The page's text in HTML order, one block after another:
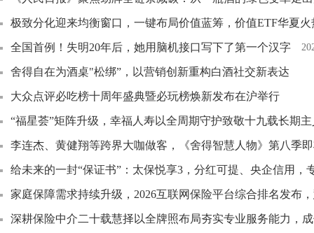
极致分化迎来均衡窗口，一键布局价值蓝筹，价值ETF华夏火
全国首例！失明20年后，她用脑机接口写下了第一个汉字
舍得自在为酒桌"松绑”，以营销创新重构白酒社交新表达
大众点评必吃榜十周年盛典暨必玩榜焕新发布在沪举行
“福星荟”矩阵升级，幸福人寿以全周期守护致敬十九载长期主
李连杰、黄健翔等跨界大咖做客，《舍得智慧人物》第八季
给未来的一封“保证书”：太保悦享3，分红可提、央企信用，
家庭保障需求持续升级，2026互联网保险平台综合排名发布
深耕保险中介二十载慧择以全牌照布局夯实专业服务能力，